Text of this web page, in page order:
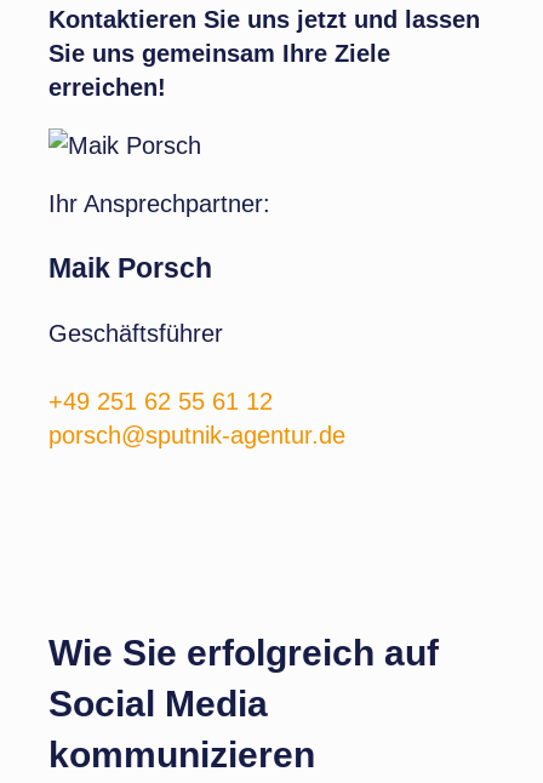
Kontaktieren Sie uns jetzt und lassen
Sie uns gemeinsam Ihre Ziele
erreichen!
Ihr Ansprechpartner:
Maik Porsch
Geschäftsführer
+49 251 62 55 61 12
porsch@sputnik-agentur.de
Wie Sie erfolgreich auf
Social Media
kommunizieren